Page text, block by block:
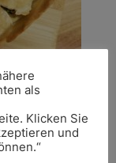
als
Klicken Sie
und